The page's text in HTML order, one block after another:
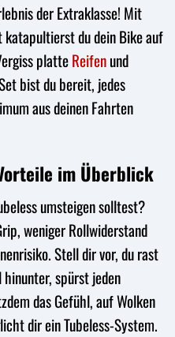
der Extraklasse! Mit
du dein Bike auf
platteReifenund
bist du bereit, jedes
aus deinen Fahrten
im Überblick
umsteigen solltest?
weniger Rollwiderstand
Stell dir vor, du rast
spürst jeden
das Gefühl, auf Wolken
dir ein Tubeless-System.